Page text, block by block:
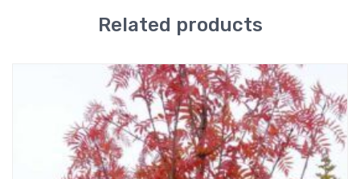
Related products